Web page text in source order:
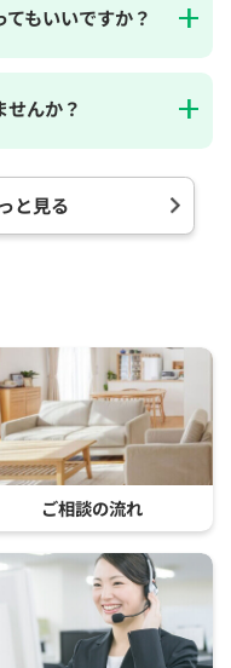
もいいですか？
んか？
と見る
ご相談の流れ